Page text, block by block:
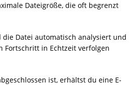
Dateigröße, die oft begrenzt
Datei automatisch analysiert und
Fortschritt in Echtzeit verfolgen
ist, erhältst du eine E-